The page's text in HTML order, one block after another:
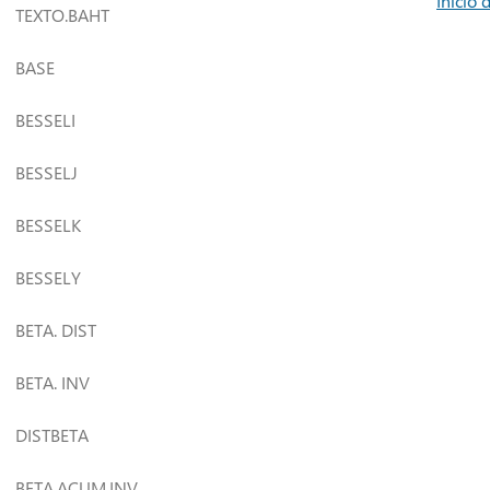
TEXTO.BAHT
BASE
BESSELI
BESSELJ
BESSELK
BESSELY
BETA. DIST
BETA. INV
DISTBETA